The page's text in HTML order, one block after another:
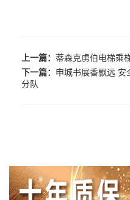
上一篇： 蒂森克虏伯电梯乘
下一篇： 申城书展香飘远
分队